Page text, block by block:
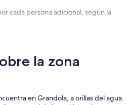
cada persona adicional, según la
la zona
en Grandola, a orillas del agua.